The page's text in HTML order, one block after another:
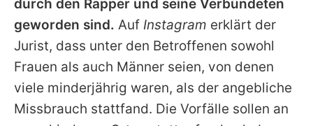
durch den Rapper und seine Verbündeten
geworden sind. Auf Instagram erklärt der
Jurist, dass unter den Betroffenen sowohl
Frauen als auch Männer seien, von denen
viele minderjährig waren, als der angebliche
Missbrauch stattfand. Die Vorfälle sollen an